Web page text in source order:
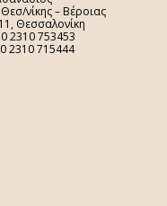
νίκης – Βέροιας
Θεσσαλονίκη
2310 753453
2310 715444